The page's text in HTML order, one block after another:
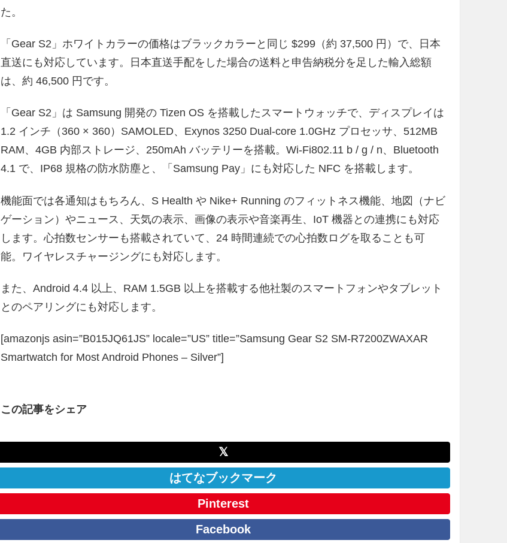
た。
「Gear S2」ホワイトカラーの価格はブラックカラーと同じ $299（約 37,500 円）で、日本
直送にも対応しています。日本直送手配をした場合の送料と申告納税分を足した輸入総額
は、約 46,500 円です。
「Gear S2」は Samsung 開発の Tizen OS を搭載したスマートウォッチで、ディスプレイは
1.2 インチ（360 × 360）SAMOLED、Exynos 3250 Dual-core 1.0GHz プロセッサ、512MB
RAM、4GB 内部ストレージ、250mAh バッテリーを搭載。Wi-Fi802.11 b / g / n、Bluetooth
4.1 で、IP68 規格の防水防塵と、「Samsung Pay」にも対応した NFC を搭載します。
機能面では各通知はもちろん、S Health や Nike+ Running のフィットネス機能、地図（ナビ
ゲーション）やニュース、天気の表示、画像の表示や音楽再生、IoT 機器との連携にも対応
します。心拍数センサーも搭載されていて、24 時間連続での心拍数ログを取ることも可
能。ワイヤレスチャージングにも対応します。
また、Android 4.4 以上、RAM 1.5GB 以上を搭載する他社製のスマートフォンやタブレット
とのペアリングにも対応します。
[amazonjs asin=”B015JQ61JS” locale=”US” title=”Samsung Gear S2 SM-R7200ZWAXAR
Smartwatch for Most Android Phones – Silver”]
この記事をシェア
𝕏
はてなブックマーク
Pinterest
Facebook